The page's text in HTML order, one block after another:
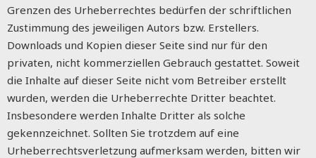
Grenzen des Urheberrechtes bedürfen der schriftlichen
Zustimmung des jeweiligen Autors bzw. Erstellers.
Downloads und Kopien dieser Seite sind nur für den
privaten, nicht kommerziellen Gebrauch gestattet. Soweit
die Inhalte auf dieser Seite nicht vom Betreiber erstellt
wurden, werden die Urheberrechte Dritter beachtet.
Insbesondere werden Inhalte Dritter als solche
gekennzeichnet. Sollten Sie trotzdem auf eine
Urheberrechtsverletzung aufmerksam werden, bitten wir